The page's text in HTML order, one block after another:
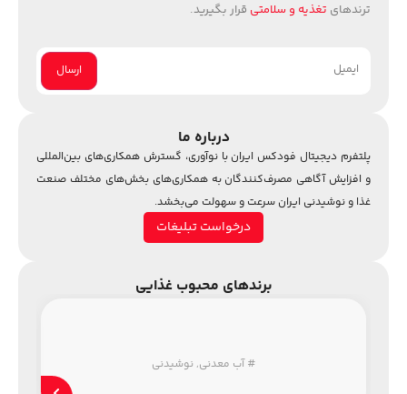
ترندهای تغذیه و سلامتی قرار بگیرید.
درباره ما
پلتفرم دیجیتال فودکس ایران با نوآوری، گسترش همکاری‌های بین‌المللی
و افزایش آگاهی مصرف‌کنندگان به همکاری‌های بخش‌های مختلف صنعت
غذا و نوشیدنی ایران سرعت و سهولت می‌بخشد.
درخواست تبلیغات
برندهای محبوب غذایی
# آب معدنی, نوشیدنی